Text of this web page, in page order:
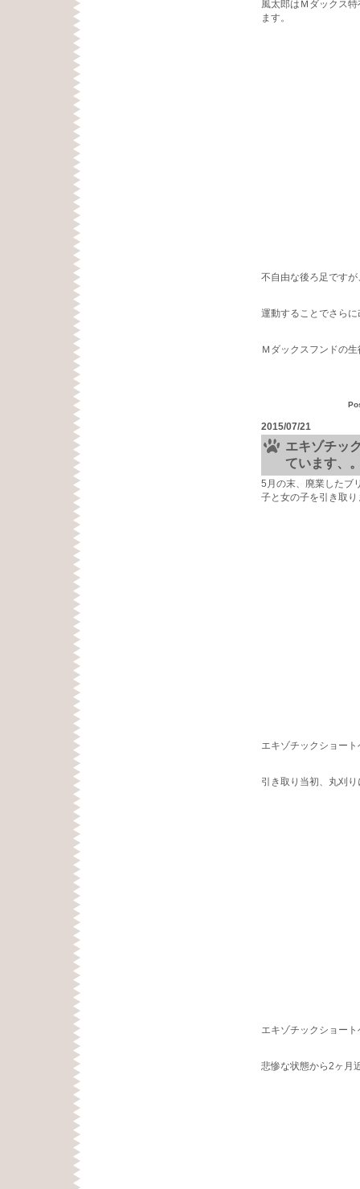
風太郎はＭダックス
ます。
不自由な後ろ足です
運動することでさら
Ｍダックスフンドの
2015/07/21
エキゾチッ
ています、
5月の末、廃業したブ
子と女の子を引き取
エキゾチックショー
引き取り当初、丸刈
エキゾチックショー
悲惨な状態から2ヶ月